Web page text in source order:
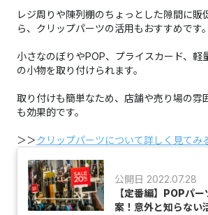
レジ周りや陳列棚のちょっとした隙間に販
ら、クリップパーツの活用もおすすめです。
小さなのぼりやPOP、プライスカード、軽
の小物を取り付けられます。
取り付けも簡単なため、店舗や売り場の雰
も効果的です。
＞＞クリップパーツについて詳しく見てみ
公開日 2022.07.28
【定番編】POPパ
案！意外と知らない